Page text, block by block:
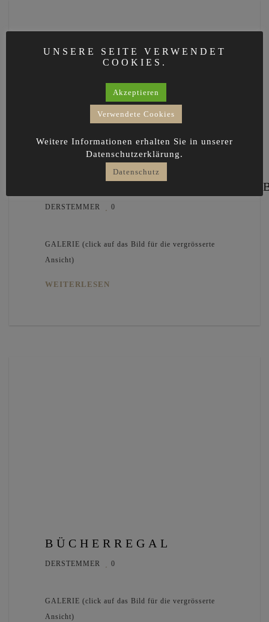
GANGSCHRANK/
DERSTEMMER 0
GALERIE (click auf das Bild für die vergrösserte
Ansicht)
WEITERLESEN
BÜCHERREGAL
DERSTEMMER 0
GALERIE (click auf das Bild für die vergrösserte
Ansicht)
UNSERE SEITE VERWENDET
COOKIES.
Akzeptieren
Verwendete Cookies
Weitere Informationen erhalten Sie in unserer
Datenschutzerklärung.
Datenschutz